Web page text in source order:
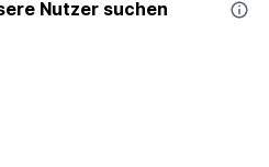
Nutzer suchen